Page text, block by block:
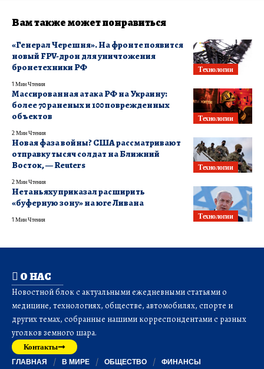
Вам также может понравиться
Технологии
«Генерал Черешня». На фронте появится
новый FPV-дрон для уничтожения
бронетехники РФ
1 Мин Чтения
Технологии
Массированная атака РФ на Украину:
более 70 раненых и 100 поврежденных
объектов
2 Мин Чтения
Технологии
Новая фаза войны? США рассматривают
отправку тысяч солдат на Ближний
Восток, — Reuters
2 Мин Чтения
Технологии
Нетаньяху приказал расширить
«буферную зону» на юге Ливана
1 Мин Чтения
О НАС
Новостной блок с актуальными ежедневными статьями о
медицине, технологиях, обществе, автомобилях, спорте и
других темах, собранные нашими корреспондентами с разных
уголков земного шара.
Контакты
ГЛАВНАЯ В МИРЕ ОБЩЕСТВО ФИНАНСЫ